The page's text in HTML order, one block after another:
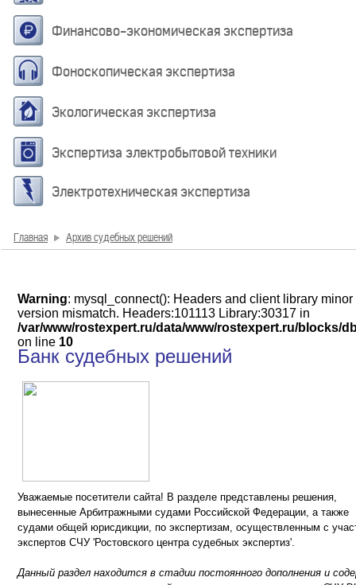
Финансово-экономическая экспертиза
Фоноскопическая экспертиза
Экологическая экспертиза
Экспертиза электробытовой техники
Электротехническая экспертиза
Главная Архив судебных решений
Warning: mysql_connect(): Headers and client library minor
version mismatch. Headers:101113 Library:30317 in
/var/www/rostexpert.ru/data/www/rostexpert.ru/blocks/
on line 10
Банк судебных решений
Уважаемые посетители сайта! В разделе представлены решения,
вынесенные Арбитражными судами Российской Федерации, а также
судами общей юрисдикции, по экспертизам, осуществленным с
экспертов СЧУ 'Ростовского центра судебных экспертиз'.
Данный раздел находится в стадии постоянного дополнения и